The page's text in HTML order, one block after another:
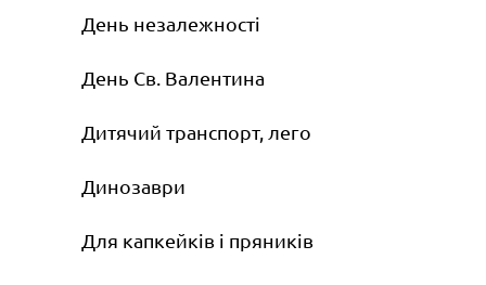
День незалежності
День Св. Валентина
Дитячий транспорт, лего
Динозаври
Для капкейків і пряників